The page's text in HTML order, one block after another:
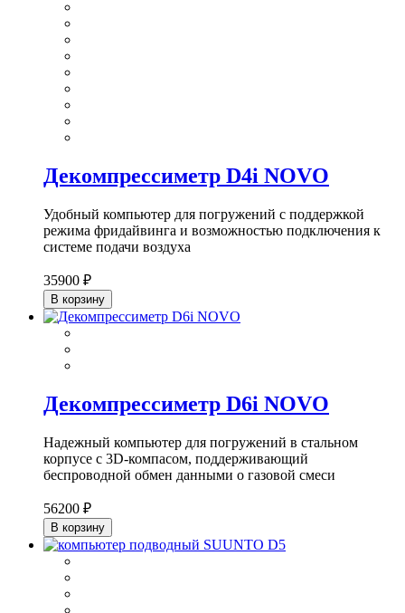
Декомпрессиметр D4i NOVO
Удобный компьютер для погружений с поддержкой
режима фридайвинга и возможностью подключения к
системе подачи воздуха
35900 ₽
В корзину
Декомпрессиметр D6i NOVO
Надежный компьютер для погружений в стальном
корпусе с 3D-компасом, поддерживающий
беспроводной обмен данными о газовой смеси
56200 ₽
В корзину